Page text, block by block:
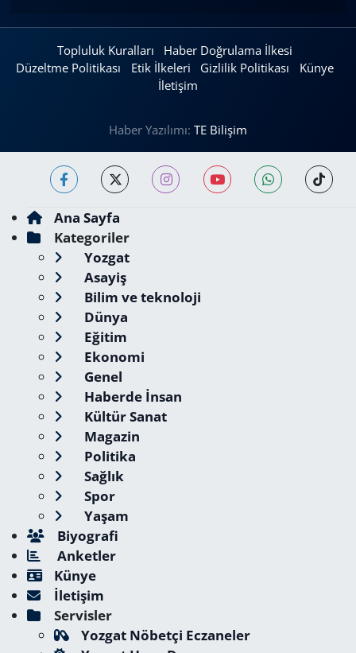
Topluluk Kuralları
Haber Doğrulama İlkesi
Düzeltme Politikası
Etik İlkeleri Gizlilik Politikası
Künye
İletişim
Haber Yazılımı: TE Bilişim
Ana Sayfa
Kategoriler
Yozgat
Asayiş
Bilim ve teknoloji
Dünya
Eğitim
Ekonomi
Genel
Haberde İnsan
Kültür Sanat
Magazin
Politika
Sağlık
Spor
Yaşam
Biyografi
Anketler
Künye
İletişim
Servisler
Yozgat Nöbetçi Eczaneler